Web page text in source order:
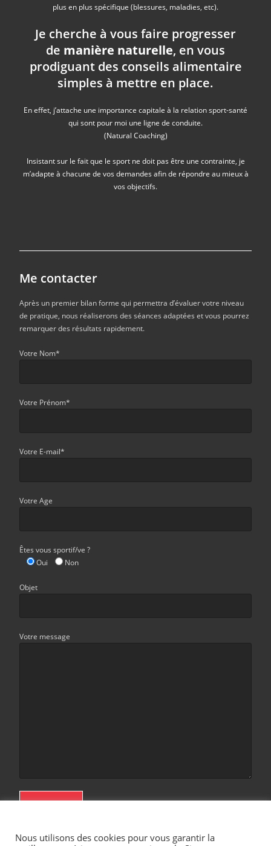
plus en plus spécifique (blessures, maladies, etc).
Je cherche à vous faire progresser
de manière naturelle, en vous
prodiguant des conseils alimentaire
simples à mettre en place.
En effet, j’attache une importance capitale à la relation sport-santé
qui sont pour moi une ligne de conduite.
(Natural Coaching)
Insistant sur le fait que le sport ne doit pas être une contrainte, je
m’adapte à chacune de vos demandes afin de répondre au mieux à
vos objectifs.
Me contacter
Après un premier bilan forme qui permettra d’évaluer votre niveau
de pratique, nous réaliserons des séances adaptées et vous pourrez
remarquer des résultats rapidement.
Votre Nom*
Votre Prénom*
Votre E-mail*
Votre Age
Êtes vous sportif/ve ?
Oui
Non
Objet
Votre message
Nous utilisons des cookies pour vous garantir la